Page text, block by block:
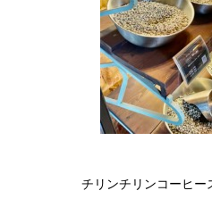
チリンチリンコーヒー